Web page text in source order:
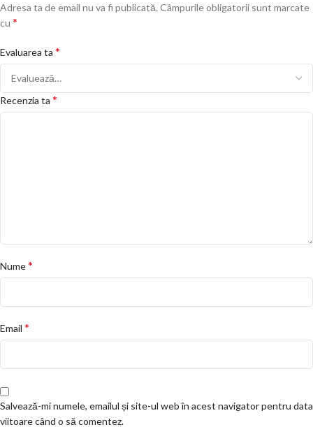
Adresa ta de email nu va fi publicată. Câmpurile obligatorii sunt marcate
cu *
Evaluarea ta *
Recenzia ta *
Nume*
Email *
Salvează-mi numele, emailul și site-ul web în acest navigator pentru data
viitoare când o să comentez.